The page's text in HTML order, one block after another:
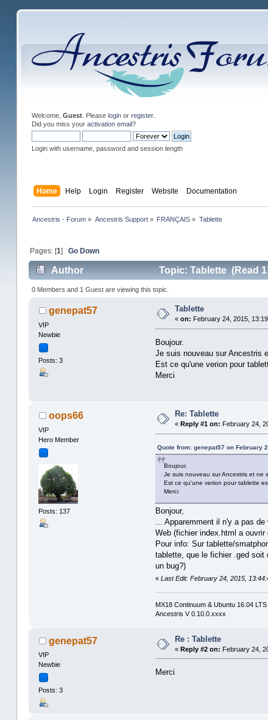
Welcome, Guest. Please loginor register.
Did you miss your activation email?
Login with username, password and session length
Home Help Login Register Website Documentation
Ancestris - Forum » Ancestris Support» FRANÇAIS » Tablette
Pages: [1]Go Down
Author Topic: Tablette (Read
0 Members and 1 Guest are viewing this topic.
genepat57
VIP
Newbie
Posts: 3
Tablette
«on: February 24, 2015,
Boujour.
Je suis nouveau sur Ancestris
Est ce qu'une verion pour
Merci
oops66
VIP
Hero Member
Posts: 137
Re: Tablette
« Reply #1 on: February 24,
Quote from: genepat57 on February
Boujour.
Je suis nouveau sur Ancestris et ne
Est ce qu'une verion pour tablette
Merci
Bonjour,
... Apparemment il n'y a pas
Web (fichier index.html a
Pour info: Sur tablette/
tablette, que le fichier .ged soit
un bug?)
« Last Edit: February 24, 2015,
MX18 Continuum & Ubuntu 16.04 LTS
Ancestris V 0.10.0.xxxx
genepat57
VIP
Newbie
Posts: 3
Re : Tablette
«Reply #2 on: February 24,
Merci